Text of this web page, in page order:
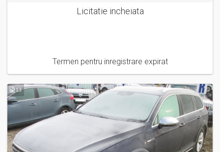
Licitatie incheiata
Termen pentru inregistrare expirat
13